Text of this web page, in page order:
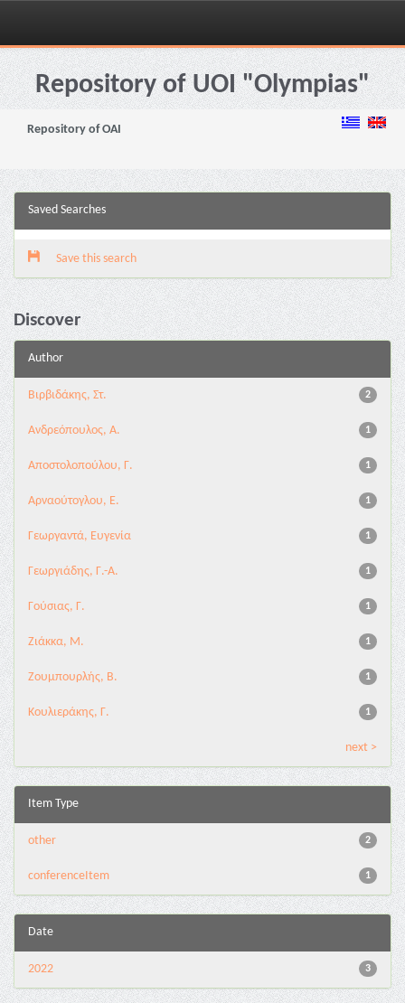
Skip
navigationRepository of UOI "Olympias"
Repository of OAI
Saved Searches
Save this search
Discover
Author
2
Βιρβιδάκης, Στ.
1
Ανδρεόπουλος, Α.
1
Αποστολοπούλου, Γ.
1
Αρναούτογλου, Ε.
1
Γεωργαντά, Ευγενία
1
Γεωργιάδης, Γ.-Α.
1
Γούσιας, Γ.
1
Ζιάκκα, Μ.
1
Ζουμπουρλής, Β.
1
Κουλιεράκης, Γ.
next >
Item Type
2
other
1
conferenceItem
Date
3
2022